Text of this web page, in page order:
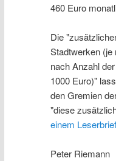
460 Euro
Die
Stadtwerken (je
nach Anzahl
1000 Euro)"
den Gremien
"diese
einem
Peter Riemann